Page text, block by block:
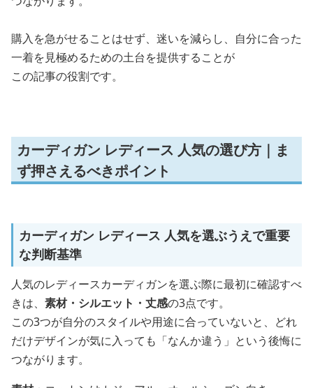
購入を急がせることはせず、迷いを減らし、自分に合った
一着を見極めるための土台を提供することが
この記事の役割です。
カーディガン レディース 人気の選び方｜ま
ず押さえるべきポイント
カーディガン レディース 人気を選ぶうえで重要
な判断基準
人気のレディースカーディガンを選ぶ際に最初に確認すべ
きは、 素材・シルエット・丈感の3点です。
この3つが自分のスタイルや用途に合っていないと、どれ
だけデザインが気に入っても「なんか違う」という後悔に
つながります。